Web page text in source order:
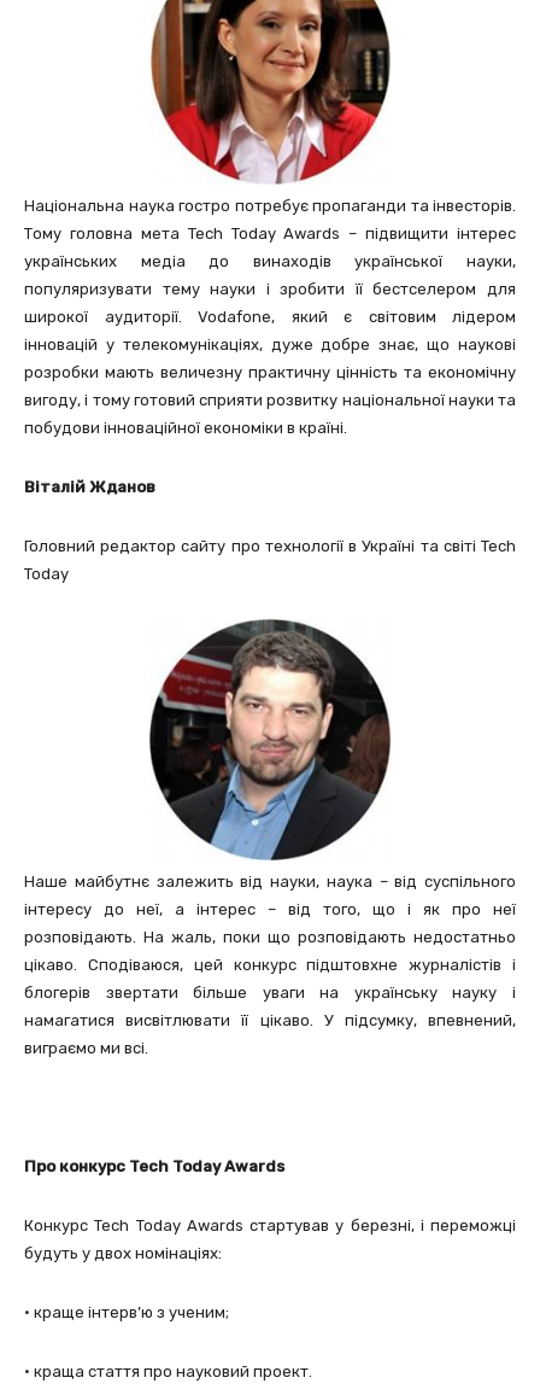
Національна наука гостро потребує пропаганди та інвесторів.
Тому головна мета Tech Today Awards – підвищити інтерес
українських медіа до винаходів української науки,
популяризувати тему науки і зробити її бестселером для
широкої аудиторії. Vodafone, який є світовим лідером
інновацій у телекомунікаціях, дуже добре знає, що наукові
розробки мають величезну практичну цінність та економічну
вигоду, і тому готовий сприяти розвитку національної науки та
побудови інноваційної економіки в країні.
Віталій Жданов
Головний редактор сайту про технології в Україні та світі Tech
Today
Наше майбутнє залежить від науки, наука – від суспільного
інтересу до неї, а інтерес – від того, що і як про неї
розповідають. На жаль, поки що розповідають недостатньо
цікаво. Сподіваюся, цей конкурс підштовхне журналістів і
блогерів звертати більше уваги на українську науку і
намагатися висвітлювати її цікаво. У підсумку, впевнений,
виграємо ми всі.
Про конкурс Tech Today Awards
Конкурс Tech Today Awards стартував у березні, і переможці
будуть у двох номінаціях:
• краще інтерв’ю з ученим;
• краща стаття про науковий проект.